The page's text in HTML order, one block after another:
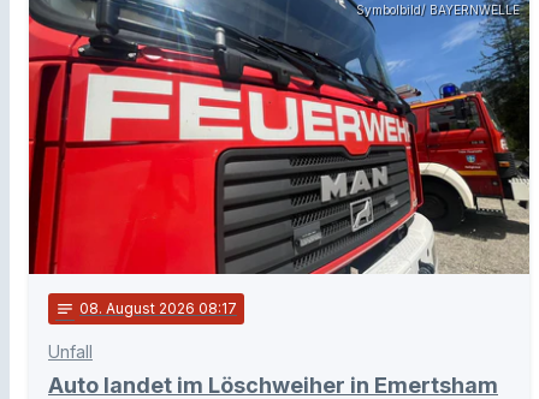
Symbolbild/ BAYERNWELLE
notes 08. August 2026 08:17
Unfall
Auto landet im Löschweiher in Emertsham